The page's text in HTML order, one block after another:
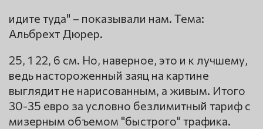
идите туда" – показывали нам. Тема:
Альбрехт Дюрер.
25, 1 22, 6 см. Но, наверное, это и к лучшему,
ведь настороженный заяц на картине
выглядит не нарисованным, а живым. Итого
30-35 евро за условно безлимитный тариф с
мизерным объемом "быстрого" трафика.